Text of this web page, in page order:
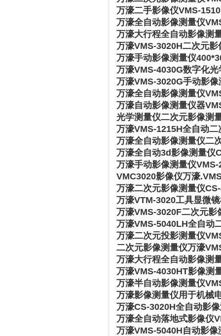
万濠二手影像仪VMS-
万濠全自动影像测量仪
万濠大行程全自动影像测
万濠VMS-3020H二次元
万濠手动影像测量仪
万濠VMS-4030G数字化
万濠VMS-3020G手动影
万濠全自动影像测量仪
万濠自动影像测量仪器
光学测量仪二次元影像测
万濠VMS-1215H全自动
万濠全自动影像测量仪二
万濠全自动3d影像测量仪
万濠手动影像测量仪
VMC3020影像仪万濠
万濠二次元影像测量仪
万濠VTM-3020工具显微
万濠VMS-3020F二次元
万濠VMS-5040LH全自动
万濠二次元投影测量仪
二次元影像测量仪万濠
万濠大行程全自动影像测
万濠VMS-4030HT影像测
万濠半自动影像测量仪
万濠影像测量仪用于机械
万濠CS-3020H全自动影
万濠全自动落地式影像仪
万濠VMS-5040H自动影